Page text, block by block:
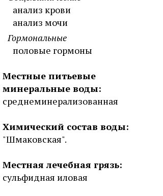
анализ крови
анализ мочи
Гормональные
половые гормоны
Местные питьевые
минеральные воды:
среднеминерализованная
Химический состав воды:
"Шмаковская".
Местная лечебная грязь:
сульфидная иловая